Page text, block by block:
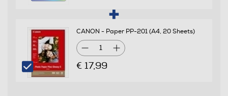
CANON - Paper PP-201 (A4, 20 Sheets)
1
€ 17,99